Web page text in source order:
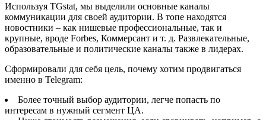
Используя TGstat, мы выделили основные каналы
коммуникации для своей аудитории. В топе находятся
новостники – как нишевые профессиональные, так и
крупные, вроде Forbes, Коммерсант и т. д. Развлекательные,
образовательные и политические каналы также в лидерах.
Сформировали для себя цель, почему хотим продвигаться
именно в Telegram:
Более точный выбор аудитории, легче попасть по
интересам в нужный сегмент ЦА.